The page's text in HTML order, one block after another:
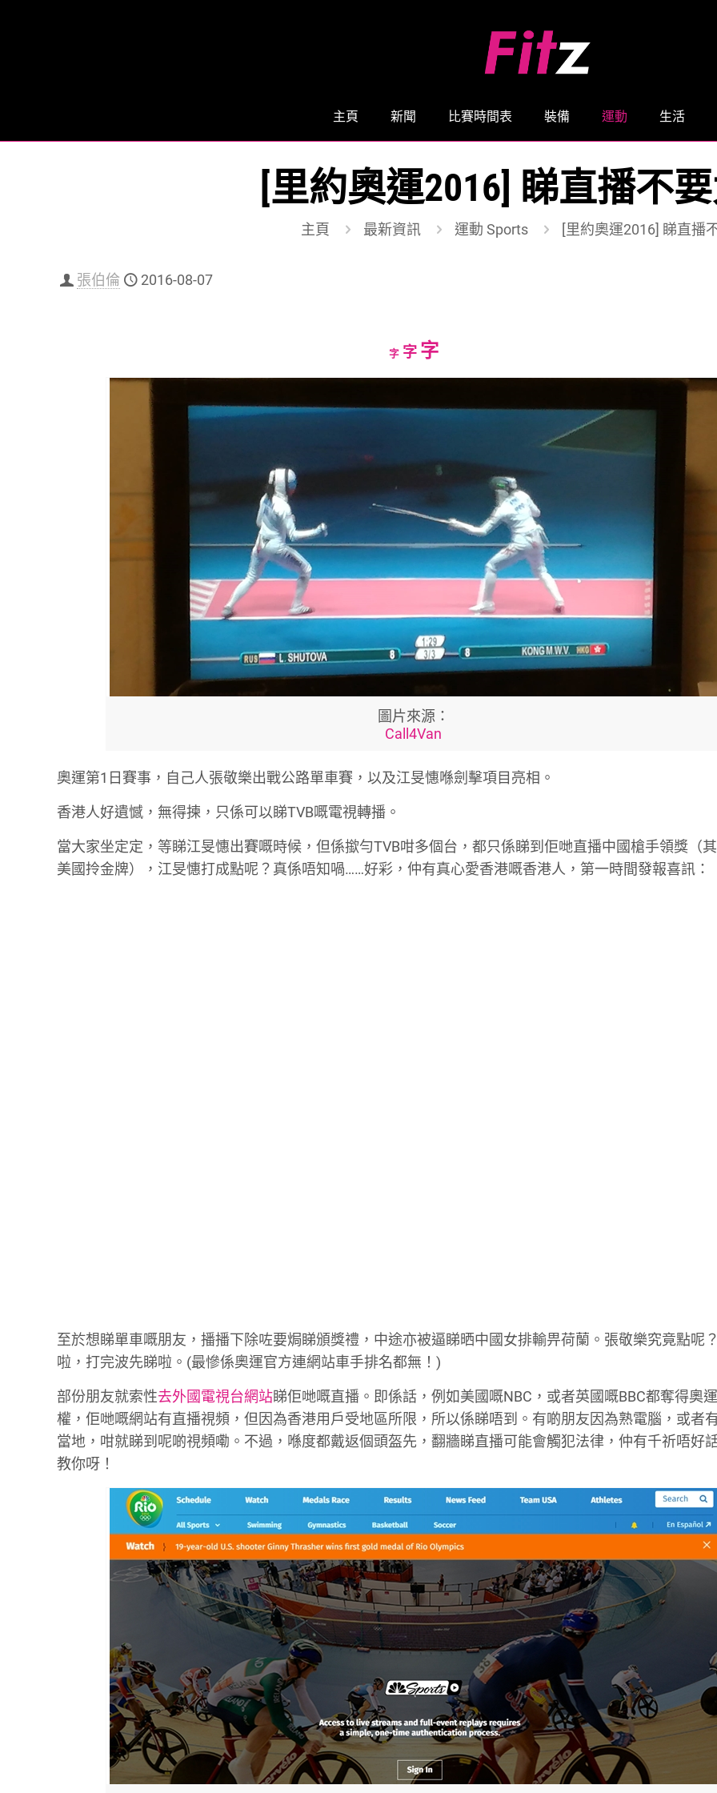
主頁 新聞 比賽時間表 裝備 運動 生活
[里約奧運2016] 睇直播不
主頁 最新資訊 運動 Sports [里約奧運2016] 睇直播
張伯倫 2016-08-07
字Decrease
字Reset
字Increase
font
圖片來源：
Call4Van
奧運第1日賽事，自己人張敬樂出戰公路單車賽，以及江旻憓喺劍擊項目亮相。
香港人好遺憾，無得揀，只係可以睇TVB嘅電視轉播。
當大家坐定定，等睇江旻憓出賽嘅時候，但係撳勻TVB咁多個台，都只係睇到佢哋直播中國槍手領獎（
美國拎金牌），江旻憓打成點呢？真係唔知喎……好彩，仲有真心愛香港嘅香港人，第一時間發報喜訊：
至於想睇單車嘅朋友，播播下除咗要焗睇頒獎禮，中途亦被逼睇晒中國女排輸畀荷蘭。張敬樂究竟點呢
啦，打完波先睇啦。(最慘係奧運官方連網站車手排名都無！)
部份朋友就索性去外國電視台網站睇佢哋嘅直播。即係話，例如美國嘅NBC，或者英國嘅BBC都奪得奧
權，佢哋嘅網站有直播視頻，但因為香港用戶受地區所限，所以係睇唔到。有啲朋友因為熟電腦，或者
當地，咁就睇到呢啲視頻嘞。不過，喺度都戴返個頭盔先，翻牆睇直播可能會觸犯法律，仲有千祈唔好
教你呀！